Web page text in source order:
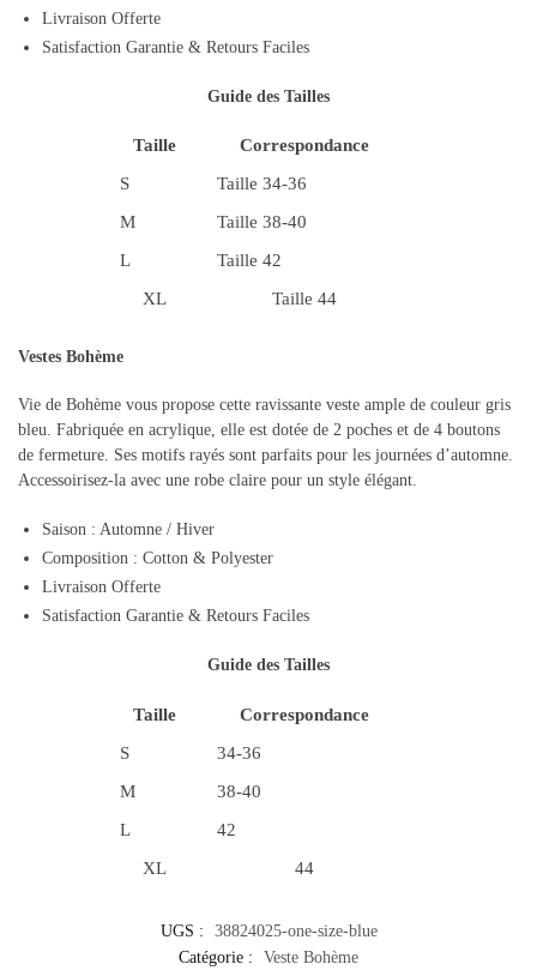
Livraison Offerte
Satisfaction Garantie & Retours Faciles
Guide des Tailles
Taille
Correspondance
S
Taille 34-36
M
Taille 38-40
L
Taille 42
XL
Taille 44
Vestes Bohème
Vie de Bohème vous propose cette ravissante veste ample de couleur gris
bleu. Fabriquée en acrylique, elle est dotée de 2 poches et de 4 boutons
de fermeture. Ses motifs rayés sont parfaits pour les journées d’automne.
Accessoirisez-la avec une robe claire pour un style élégant.
Saison : Automne / Hiver
Composition : Cotton & Polyester
Livraison Offerte
Satisfaction Garantie & Retours Faciles
Guide des Tailles
Taille
Correspondance
S
34-36
M
38-40
L
42
XL
44
UGS :
38824025-one-size-blue
Catégorie :
Veste Bohème